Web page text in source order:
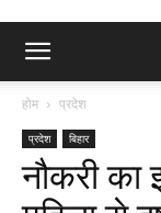
होम प्रदेश
प्रदेश बिहार
नौकरी